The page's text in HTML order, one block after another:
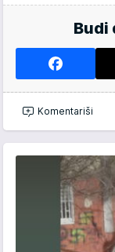
Budi
Komentariši